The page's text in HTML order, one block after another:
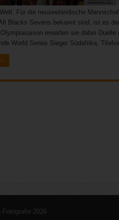
Für die neuseeländische
Blacks Sevens bekannt sind, ist es
erwarten sie dabei
World Series Sieger Südafrika,
Fotografie 2026